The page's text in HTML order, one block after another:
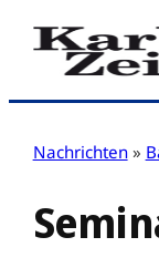
Zum
Inhalt
Nachrichten »